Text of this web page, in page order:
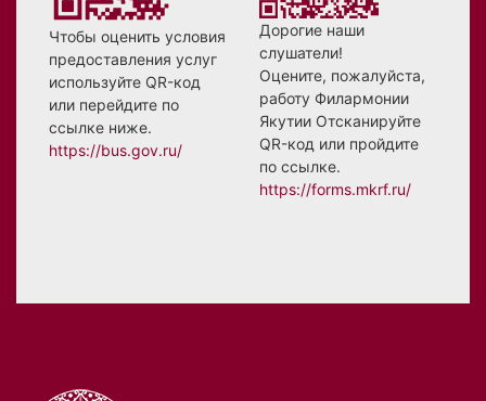
Чтобы оценить условия
предоставления услуг
используйте QR-код
или перейдите по
ссылке ниже.
https://bus.gov.ru/
Дорогие наши
слушатели!
Оцените, пожалуйста,
работу Филармонии
Якутии Отсканируйте
QR-код или пройдите
по ссылке.
https://forms.mkrf.ru/